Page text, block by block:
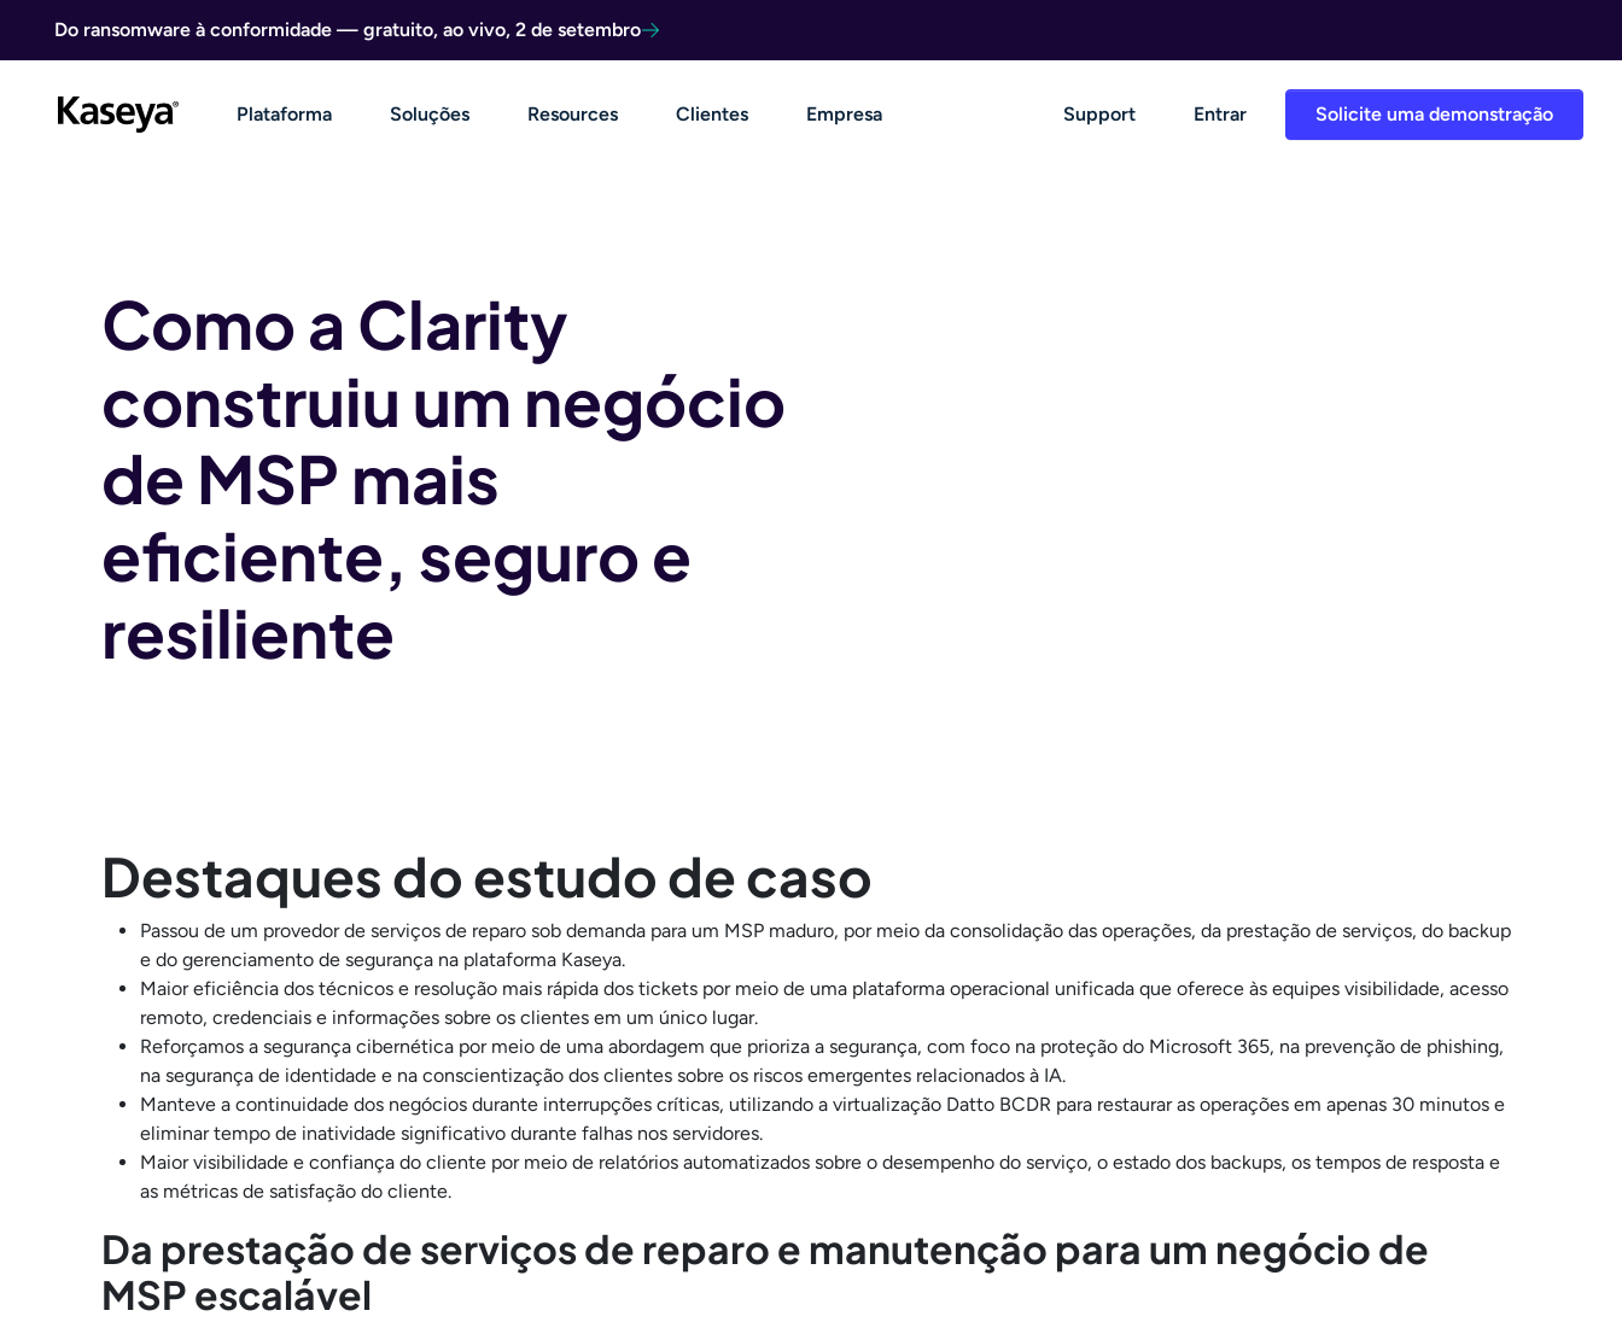
Do ransomware à conformidade — gratuito, ao vivo, 2 de setembro
Solicite uma demonstração
Plataforma Soluções Resources Clientes Empresa Support Entrar
Como a Clarity
construiu um negócio
de MSP mais
eficiente, seguro e
resiliente
Destaques do estudo de caso
Passou de um provedor de serviços de reparo sob demanda para um MSP maduro, por meio da consolidação das operações, da prestação de serviços, do backup
e do gerenciamento de segurança na plataforma Kaseya.
Maior eficiência dos técnicos e resolução mais rápida dos tickets por meio de uma plataforma operacional unificada que oferece às equipes visibilidade, acesso
remoto, credenciais e informações sobre os clientes em um único lugar.
Reforçamos a segurança cibernética por meio de uma abordagem que prioriza a segurança, com foco na proteção do Microsoft 365, na prevenção de phishing,
na segurança de identidade e na conscientização dos clientes sobre os riscos emergentes relacionados à IA.
Manteve a continuidade dos negócios durante interrupções críticas, utilizando a virtualização Datto BCDR para restaurar as operações em apenas 30 minutos e
eliminar tempo de inatividade significativo durante falhas nos servidores.
Maior visibilidade e confiança do cliente por meio de relatórios automatizados sobre o desempenho do serviço, o estado dos backups, os tempos de resposta e
as métricas de satisfação do cliente.
Da prestação de serviços de reparo e manutenção para um negócio de
MSP escalável